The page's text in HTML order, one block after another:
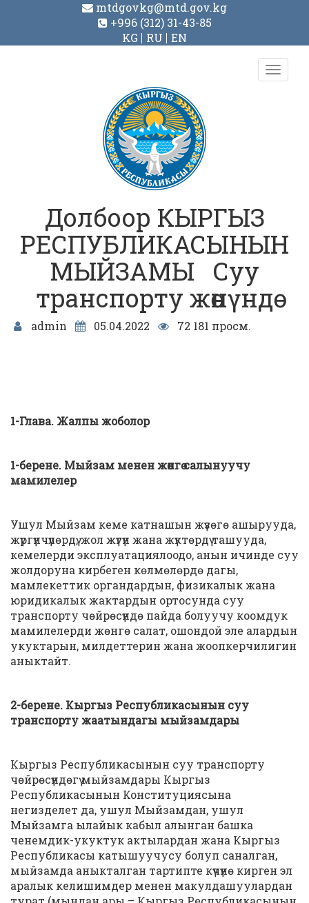
mtdgovkg@mtd.gov.kg
+996 (312) 31-43-85
KG
RU EN
Toggle
Долбоор КЫРГЫЗ
РЕСПУБЛИКАСЫНЫН
МЫЙЗАМЫ Суу
транспорту жөнүндө
admin 05.04.2022 72 181 просм.
1-Глава. Жалпы жоболор
1-берене. Мыйзам менен жөнгө салынуучу
мамилелер
Ушул Мыйзам кеме катнашын жүзөгө ашырууда,
жүргүнчүлөрдү, жол жүгүн жана жүктөрдү ташууда,
кемелерди эксплуатациялоодо, анын ичинде суу
жолдоруна кирбеген көлмөлөрдө дагы,
мамлекеттик органдардын, физикалык жана
юридикалык жактардын ортосунда суу
транспорту чөйрөсүндө пайда болуучу коомдук
мамилелерди жөнгө салат, ошондой эле алардын
укуктарын, милдеттерин жана жоопкерчилигин
аныктайт.
2-берене. Кыргыз Республикасынын суу
транспорту жаатындагы мыйзамдары
Кыргыз Республикасынын суу транспорту
чөйрөсүндөгү мыйзамдары Кыргыз
Республикасынын Конституциясына
негизделет да, ушул Мыйзамдан, ушул
Мыйзамга ылайык кабыл алынган башка
ченемдик-укуктук актылардан жана Кыргыз
Республикасы катышуучусу болуп саналган,
мыйзамда аныкталган тартипте күчүнө кирген эл
аралык келишимдер менен макулдашуулардан